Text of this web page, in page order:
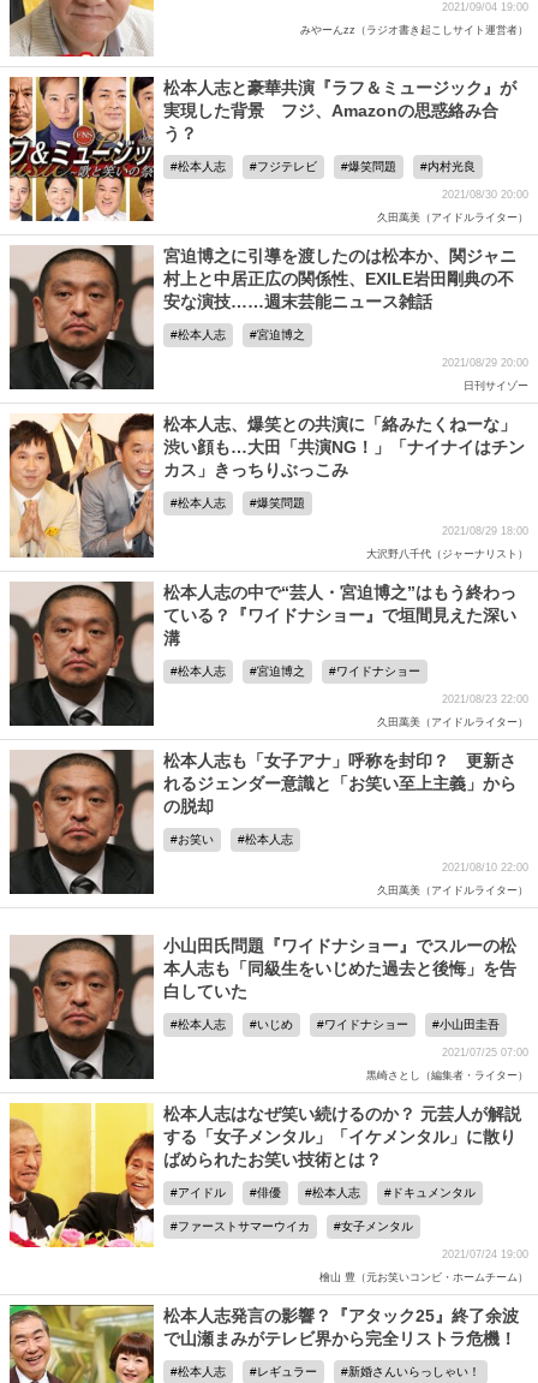
2021/09/04 19:00
みやーんzz（ラジオ書き起こしサイト運営者）
松本人志と豪華共演『ラフ＆ミュージック』が
実現した背景 フジ、Amazonの思惑絡み合
う？
松本人志 フジテレビ 爆笑問題 内村光良
2021/08/30 20:00
久田萬美（アイドルライター）
宮迫博之に引導を渡したのは松本か、関ジャニ
村上と中居正広の関係性、EXILE岩田剛典の不
安な演技……週末芸能ニュース雑話
松本人志 宮迫博之
2021/08/29 20:00
日刊サイゾー
松本人志、爆笑との共演に「絡みたくねーな」
渋い顔も…大田「共演NG！」「ナイナイはチン
カス」きっちりぶっこみ
松本人志 爆笑問題
2021/08/29 18:00
大沢野八千代（ジャーナリスト）
松本人志の中で“芸人・宮迫博之”はもう終わっ
ている？『ワイドナショー』で垣間見えた深い
溝
松本人志 宮迫博之 ワイドナショー
2021/08/23 22:00
久田萬美（アイドルライター）
松本人志も「女子アナ」呼称を封印？ 更新さ
れるジェンダー意識と「お笑い至上主義」から
の脱却
お笑い 松本人志
2021/08/10 22:00
久田萬美（アイドルライター）
小山田氏問題『ワイドナショー』でスルーの松
本人志も「同級生をいじめた過去と後悔」を告
白していた
松本人志 いじめ ワイドナショー 小山田圭吾
2021/07/25 07:00
黒崎さとし（編集者・ライター）
松本人志はなぜ笑い続けるのか？ 元芸人が解説
する「女子メンタル」「イケメンタル」に散り
ばめられたお笑い技術とは？
アイドル 俳優 松本人志 ドキュメンタル
ファーストサマーウイカ 女子メンタル
2021/07/24 19:00
檜山 豊（元お笑いコンビ・ホームチーム）
松本人志発言の影響？『アタック25』終了余波
で山瀬まみがテレビ界から完全リストラ危機！
松本人志 レギュラー 新婚さんいらっしゃい！